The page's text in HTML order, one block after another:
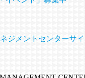
ジメントセンターサ